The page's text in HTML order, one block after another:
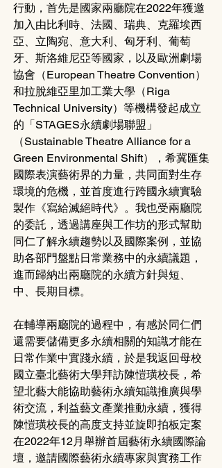
行動，首先是國家兩廳院在2022年獲邀
加入由比利時、法國、瑞典、克羅埃西
亞、立陶宛、意大利、匈牙利、葡萄
牙、斯洛維尼亞等國家，以及歐洲劇場
協會（European Theatre Convention）
和拉脫維亞里加工業大學（Riga
Technical University）等機構發起成立
的「STAGES永續劇場聯盟」
（Sustainable Theatre Alliance for a
Green Environmental Shift），希冀匯集
國際表演藝術界的力量，共同面對生存
環境的危機，並首度進行跨國永續實驗
製作《寫給滅絕時代》。我也受兩廳院
的委託，透過講座與工作坊的形式幫助
同仁了解永續趨勢以及國際案例，並協
助各部門盤點日常業務中的永續議題，
進而歸納出兩廳院的永續方針與短、
中、長期目標。
在輔導兩廳院的過程中，有感於同仁們
還需要儲備更多永續相關的知識才能在
日常作業中實踐永續，於是我返回母校
國立臺北藝術大學拜訪陳愷璜校長，希
望北藝大能協助藝術永續知識推廣與學
術交流，利益藝文產業推動永續，獲得
陳愷璜校長的高度支持並旋即拍板定案
在2022年12月舉辦首屆藝術永續國際論
壇，邀請國際藝術永續專家與實務工作